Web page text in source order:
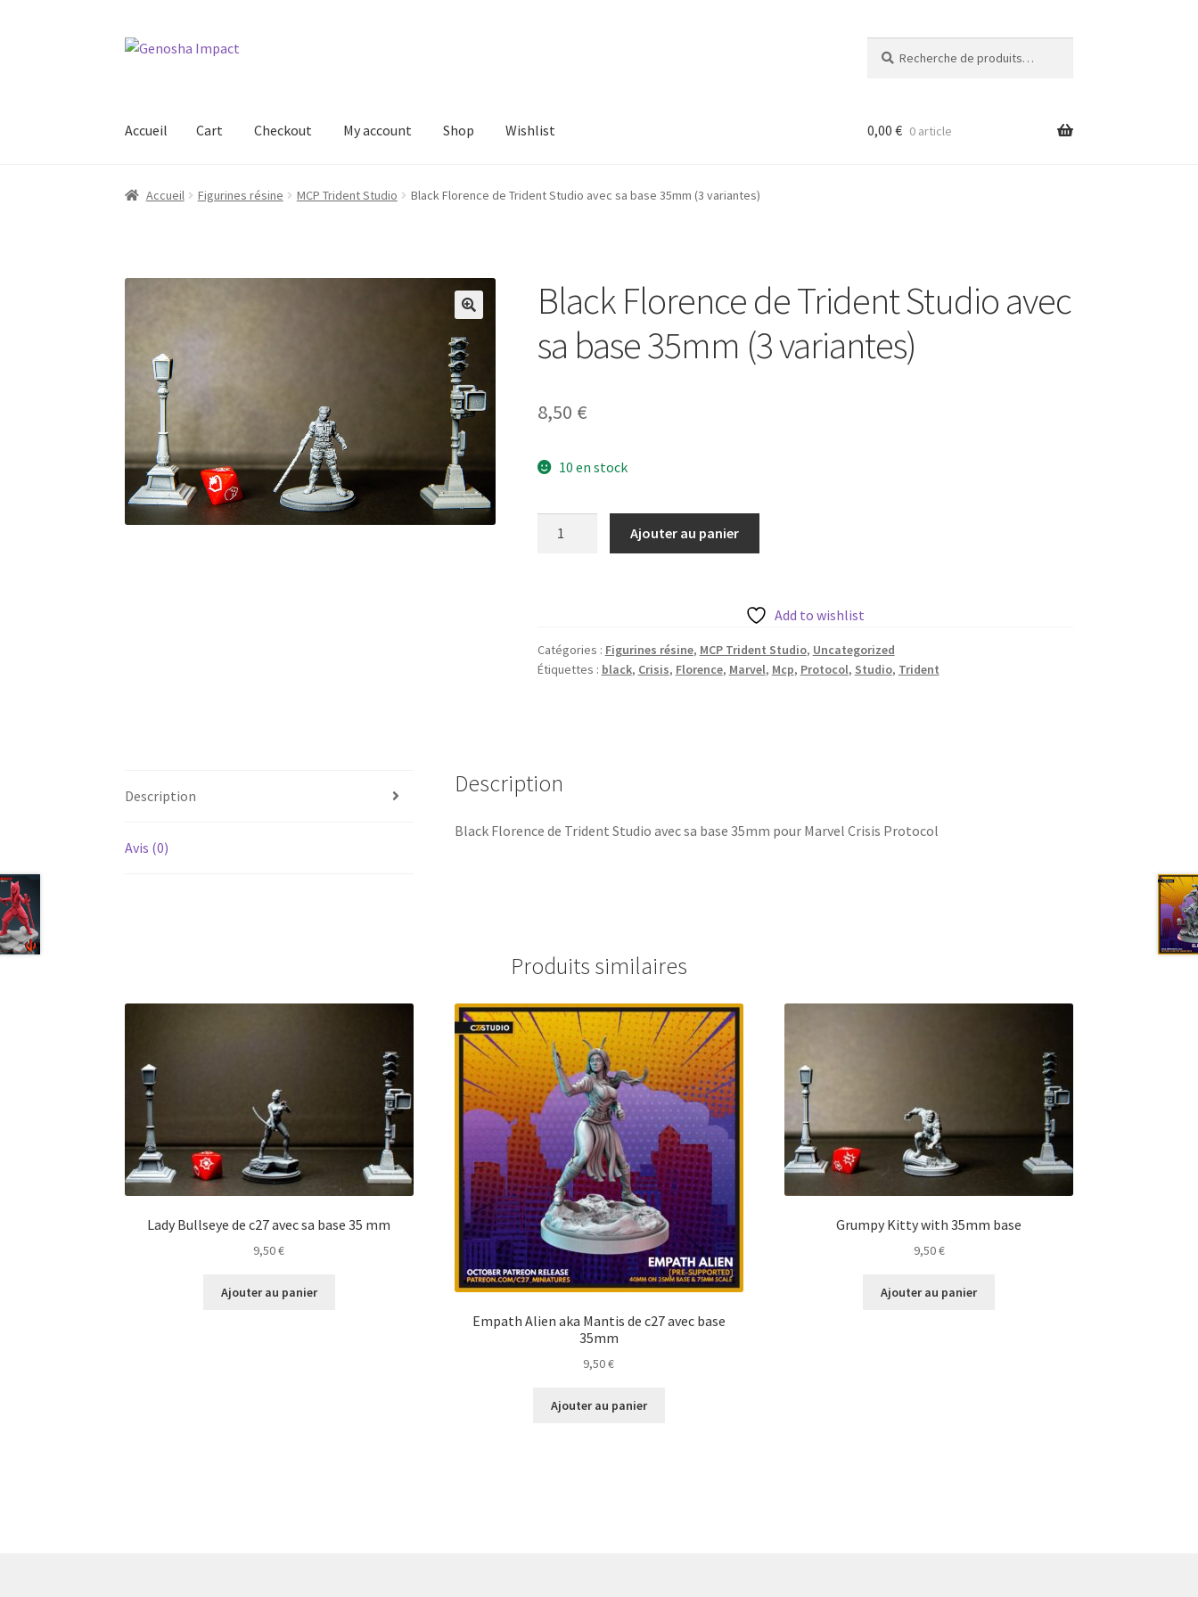
Aller
Aller
pour :
Accueil Cart Checkout My account Shop Wishlist
Accueil Cart Checkout My account Shop Wishlist
0,00 € 0 article
Accueil Figurines résine MCP Trident Studio Black Florence de Trident Studio avec sa base 35mm (3 variantes)
Black Florence de Trident Studio avec
sa base 35mm (3 variantes)
8,50 €
10 en stock
Studio
avec
variantes)
Ajouter au panier
Add to wishlist
Catégories : Figurines résine, MCP Trident Studio, Uncategorized
Étiquettes : black, Crisis, Florence, Marvel, Mcp, Protocol, Studio, Trident
Description
Avis (0)
Description
Black Florence de Trident Studio avec sa base 35mm pour Marvel Crisis Protocol
Produits similaires
Lady Bullseye de c27 avec sa base 35 mm
9,50€
Ajouter au panier
Empath Alien aka Mantis de c27 avec base
35mm
9,50€
Ajouter au panier
Grumpy Kitty with 35mm base
9,50€
Ajouter au panier